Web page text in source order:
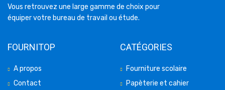
Vous retrouvez une large gamme de choix pour
équiper votre bureau de travail ou étude.
FOURNITOP
A propos
Contact
CATÉGORIES
Fourniture scolaire
Papèterie et cahier